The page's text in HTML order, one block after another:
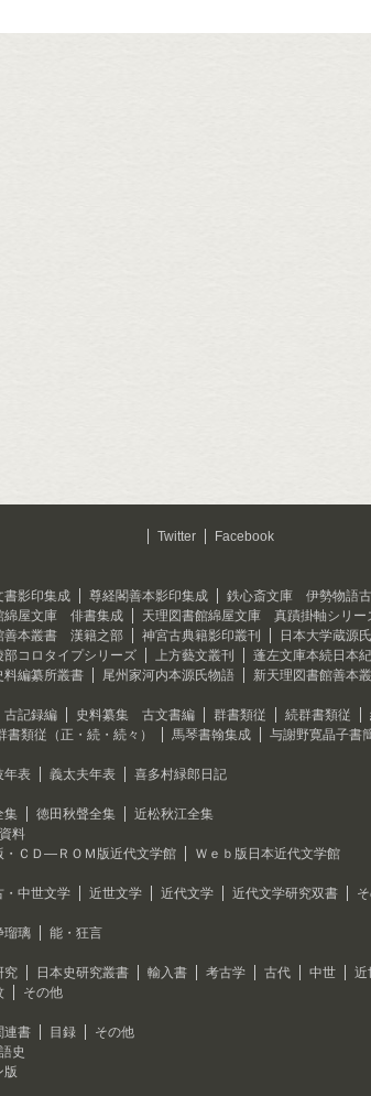
Twitter Facebook
書影印集成
尊経閣善本影印集成
鉄心斎文庫 伊勢物語古
綿屋文庫 俳書集成
天理図書館綿屋文庫 真蹟掛軸シリー
善本叢書 漢籍之部
神宮古典籍影印叢刊
日本大学蔵源
部コロタイプシリーズ
上方藝文叢刊 蓬左文庫本続日本紀
料編纂所叢書
尾州家河内本源氏物語 新天理図書館善本
記録編
史料纂集 古文書編 群書類従 続群書類従
書類従（正・続・続々）
馬琴書翰集成 与謝野寛晶子書
年表
義太夫年表
喜多村緑郎日記
集
徳田秋聲全集
近松秋江全集
料
・ＣＤ―ＲＯＭ版近代文学館
Ｗｅｂ版日本近代文学館
・中世文学
近世文学 近代文学 近代文学研究双書
瑠璃
能・狂言
究
日本史研究叢書 輸入書 考古学 古代 中世 近
その他
連書
目録
その他
史
版